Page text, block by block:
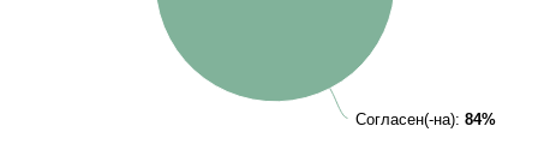
Согласен(-на):84%
Согласен(-на):84%